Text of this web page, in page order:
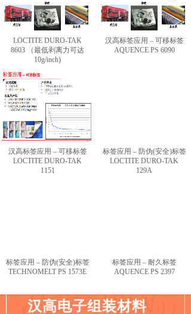
LOCTITE DURO-TAK
8603 （最低剥离力可达
10g/inch)
汉高标签应用 – 可移标签
AQUENCE PS 6090
汉高标签应用 – 可移标签
LOCTITE DURO-TAK
1151
标签应用 – 防伪(安全)标签
LOCTITE DURO-TAK
129A
标签应用 – 防伪(安全)标签
TECHNOMELT PS 1573E
标签应用 – 耐久标签
AQUENCE PS 2397
汉高电子组装材料